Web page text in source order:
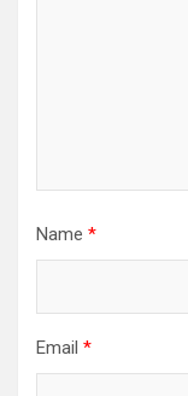
Name *
Email *